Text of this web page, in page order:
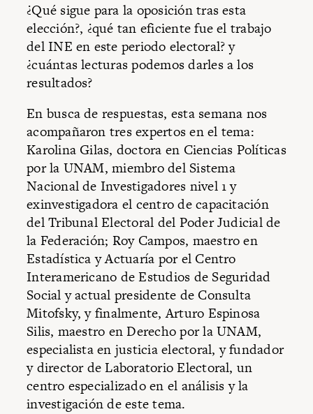
¿Qué sigue para la oposición tras esta
elección?, ¿qué tan eficiente fue el trabajo
del INE en este periodo electoral? y
¿cuántas lecturas podemos darles a los
resultados?
En busca de respuestas, esta semana nos
acompañaron tres expertos en el tema:
Karolina Gilas, doctora en Ciencias Políticas
por la UNAM, miembro del Sistema
Nacional de Investigadores nivel 1 y
exinvestigadora el centro de capacitación
del Tribunal Electoral del Poder Judicial de
la Federación; Roy Campos, maestro en
Estadística y Actuaría por el Centro
Interamericano de Estudios de Seguridad
Social y actual presidente de Consulta
Mitofsky, y finalmente, Arturo Espinosa
Silis, maestro en Derecho por la UNAM,
especialista en justicia electoral, y fundador
y director de Laboratorio Electoral, un
centro especializado en el análisis y la
investigación de este tema.